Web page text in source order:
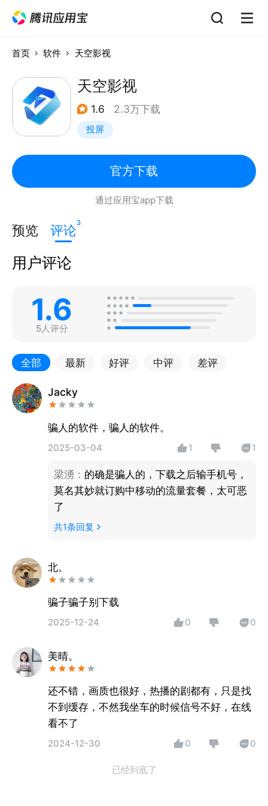
首页 软件 天空影视
天空影视
1.6 2.3万下载
投屏
官方下载
通过应用宝app下载
预览 评论3
用户评论
1.6
5人评分
全部 最新 好评 中评 差评
Jacky
骗人的软件，骗人的软件。
2025-03-04 1 1
梁湧 ： 的确是骗人的，下载之后输手机号，
莫名其妙就订购中移动的流量套餐，太可恶
了
共1条回复
北。
骗子骗子别下载
2025-12-24 0 0
美晴。
还不错，画质也很好，热播的剧都有，只是找
不到缓存，不然我坐车的时候信号不好，在线
看不了
2024-12-30 0 0
已经到底了